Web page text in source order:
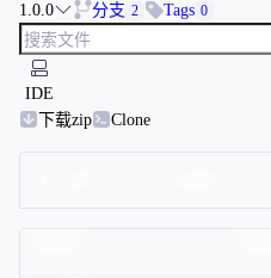
1.0.0 分支 2 Tags 0
IDE
下载zip
Clone